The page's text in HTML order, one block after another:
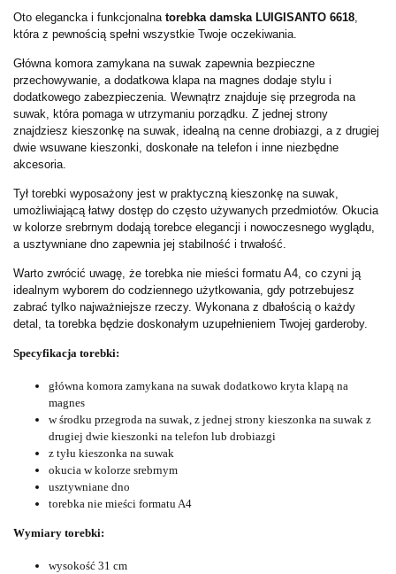
Oto elegancka i funkcjonalna torebka damska LUIGISANTO 6618
która z pewnością spełni wszystkie Twoje oczekiwania.
Główna komora zamykana na suwak zapewnia bezpieczne
przechowywanie, a dodatkowa klapa na magnes dodaje stylu i
dodatkowego zabezpieczenia. Wewnątrz znajduje się przegroda na
suwak, która pomaga w utrzymaniu porządku. Z jednej strony
znajdziesz kieszonkę na suwak, idealną na cenne drobiazgi, a z drugiej
dwie wsuwane kieszonki, doskonałe na telefon i inne niezbędne
akcesoria.
Tył torebki wyposażony jest w praktyczną kieszonkę na suwak,
umożliwiającą łatwy dostęp do często używanych przedmiotów. Okucia
w kolorze srebrnym dodają torebce elegancji i nowoczesnego wyglądu,
a usztywniane dno zapewnia jej stabilność i trwałość.
Warto zwrócić uwagę, że torebka nie mieści formatu A4, co czyni ją
idealnym wyborem do codziennego użytkowania, gdy potrzebujesz
zabrać tylko najważniejsze rzeczy. Wykonana z dbałością o każdy
detal, ta torebka będzie doskonałym uzupełnieniem Twojej garderoby.
Specyfikacja torebki:
główna komora zamykana na suwak dodatkowo kryta klapą na
magnes
w środku przegroda na suwak, z jednej strony kieszonka na suwak z
drugiej dwie kieszonki na telefon lub drobiazgi
z tyłu kieszonka na suwak
okucia w kolorze srebrnym
usztywniane dno
torebka nie mieści formatu A4
Wymiary torebki:
wysokość 31 cm